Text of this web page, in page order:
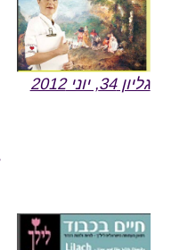
גליון 34, יוני 2012